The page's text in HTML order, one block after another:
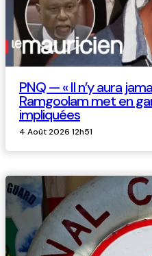
PNQ — « Il n’y aura
Ramgoolam met en
impliquées
4 Août 2026 12h51